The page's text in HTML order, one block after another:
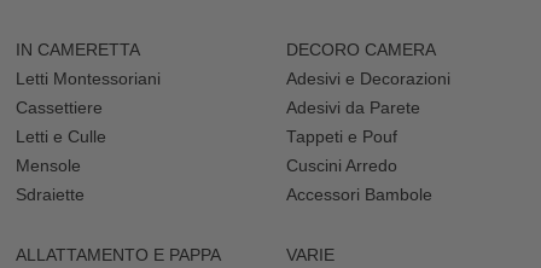
IN CAMERETTA
Letti Montessoriani
Cassettiere
Letti e Culle
Mensole
Sdraiette
DECORO CAMERA
Adesivi e Decorazioni
Adesivi da Parete
Tappeti e Pouf
Cuscini Arredo
Accessori Bambole
ALLATTAMENTO E PAPPA
VARIE